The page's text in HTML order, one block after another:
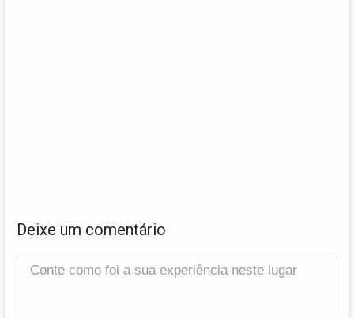
Deixe um comentário